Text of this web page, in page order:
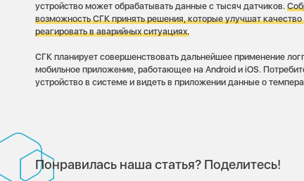
устройство может обрабатывать данные с тысяч датчиков.
возможность СГК принять решения, которые улучшат качество
реагировать в аварийных ситуациях.
СГК планирует совершенствовать дальнейшее применение
мобильное приложение, работающее на Android и iOS.
устройство в системе и видеть в приложении данные о
Понравилась наша статья? Поделитесь!